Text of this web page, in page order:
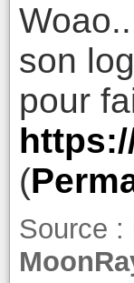
son
pour
(
Source :